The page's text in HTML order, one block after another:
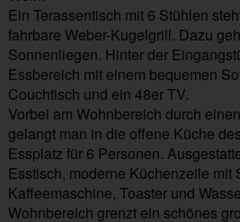
Ein Terassentisch mit 6 Stühlen
fahrbare Weber-Kugelgrill. Dazu
Sonnenliegen. Hinter der
Essbereich mit einem bequemen
Couchtisch und ein 48er TV.
Vorbei am Wohnbereich durch
gelangt man in die offene Küche
Essplatz für 6 Personen.
Esstisch, moderne Küchenzeile mit
Kaffeemaschine, Toaster und
Wohnbereich grenzt ein schönes